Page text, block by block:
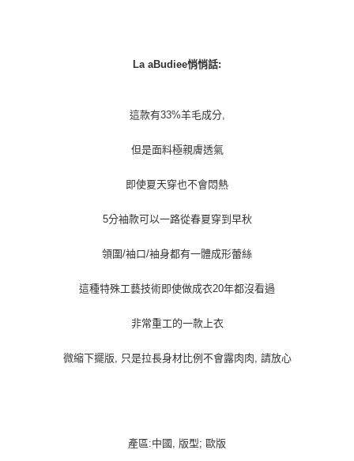
La aBudiee悄悄話:
這款有33%羊毛成分,
但是面料極親膚透氣
即使夏天穿也不會悶熱
5分袖款可以一路從春夏穿到早秋
領圍/袖口/袖身都有一體成形蕾絲
這種特殊工藝技術即使做成衣20年都沒看過
非常重工的一款上衣
微縮下擺版, 只是拉長身材比例不會露肉肉, 請放心
產區:中國, 版型; 歐版